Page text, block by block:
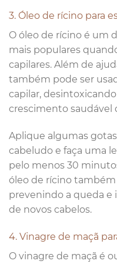
3. Óleo de rícino para
O óleo de rícino é um
mais populares
capilares. Além de
também pode ser
capilar,
crescimento saudável
Aplique algumas
cabeludo e faça uma
pelo menos 30
óleo de rícino também
prevenindo a queda
de novos cabelos.
4. Vinagre de maçã
O vinagre de maçã é